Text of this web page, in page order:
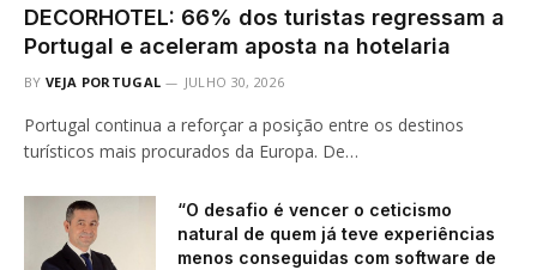
DECORHOTEL: 66% dos turistas regressam a
Portugal e aceleram aposta na hotelaria
BY VEJA PORTUGAL JULHO 30, 2026
Portugal continua a reforçar a posição entre os destinos
turísticos mais procurados da Europa. De…
“O desafio é vencer o ceticismo
natural de quem já teve experiências
menos conseguidas com software de